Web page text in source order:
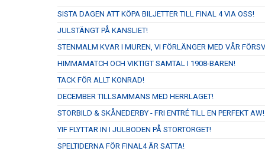
SISTA DAGEN ATT KÖPA BILJETTER TILL FINAL 4 VIA OSS!
JULSTÄNGT PÅ KANSLIET!
STENMALM KVAR I MUREN, VI FÖRLÄNGER MED VÅR
HIMMAMATCH OCH VIKTIGT SAMTAL I 1908-BAREN!
TACK FÖR ALLT KONRAD!
DECEMBER TILLSAMMANS MED HERRLAGET!
STORBILD & SKÅNEDERBY - FRI ENTRÉ TILL EN PERFEKT AW!
YIF FLYTTAR IN I JULBODEN PÅ STORTORGET!
SPELTIDERNA FÖR FINAL4 ÄR SATTA!